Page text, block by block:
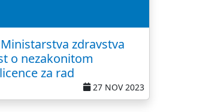
zdravstva
o nezakonitom
za rad
27 NOV 2023